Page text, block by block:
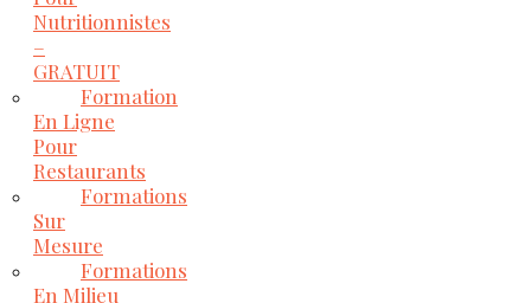
Nutritionnistes
–
GRATUIT
Formation
En Ligne
Pour
Restaurants
Formations
Sur
Mesure
Formations
En Milieu